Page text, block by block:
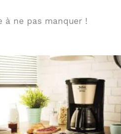
à ne pas manquer !